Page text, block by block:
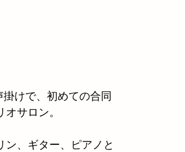
けで、初めての合同
サロン。
、ギター、ピアノと